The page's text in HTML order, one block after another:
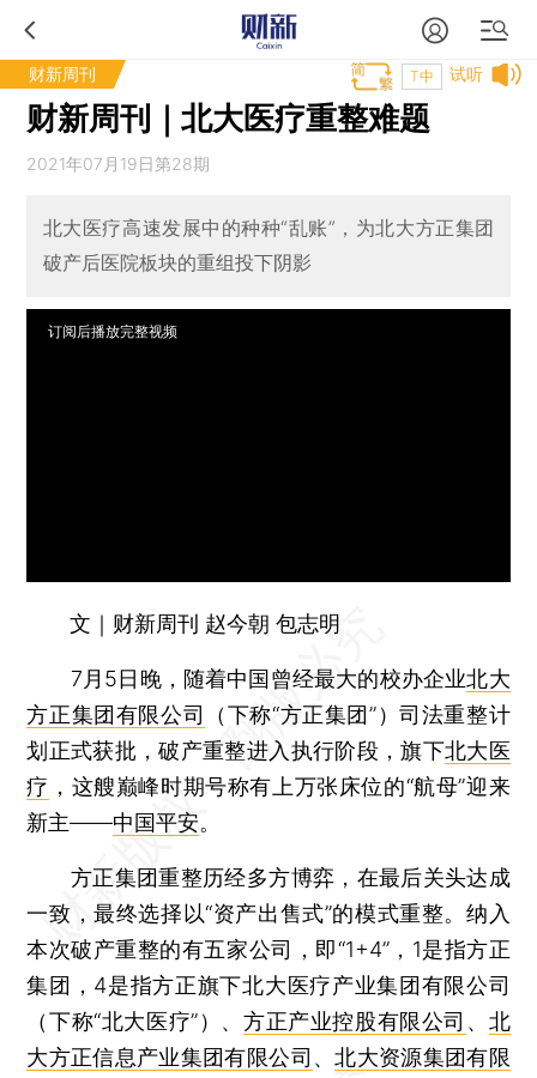
财新周刊 试听
T中
财新周刊｜北大医疗重整难题
2021年07月19日第28期
北大医疗高速发展中的种种“乱账”，为北大方正集团
破产后医院板块的重组投下阴影
订阅后播放完整视频
文｜财新周刊 赵今朝 包志明
7月5日晚，随着中国曾经最大的校办企业北大
方正集团有限公司
（下称“方正集团”）司法重整计
划正式获批，破产重整进入执行阶段，旗下北大医
疗 ，这艘巅峰时期号称有上万张床位的“航母”迎来
新主——中国平安。
方正集团重整历经多方博弈，在最后关头达成
一致，最终选择以“资产出售式”的模式重整。纳入
本次破产重整的有五家公司，即“1+4”，1是指方正
集团，4是指方正旗下北大医疗产业集团有限公司
（下称“北大医疗”）、 方正产业控股有限公司 、 北
大方正信息产业集团有限公司 、北大资源集团有限